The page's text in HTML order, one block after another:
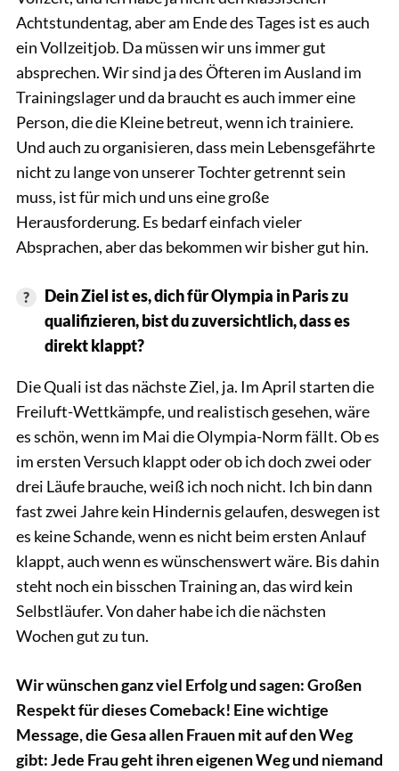
Achtstundentag, aber am Ende des Tages ist es auch
ein Vollzeitjob. Da müssen wir uns immer gut
absprechen. Wir sind ja des Öfteren im Ausland im
Trainingslager und da braucht es auch immer eine
Person, die die Kleine betreut, wenn ich trainiere.
Und auch zu organisieren, dass mein Lebensgefährte
nicht zu lange von unserer Tochter getrennt sein
muss, ist für mich und uns eine große
Herausforderung. Es bedarf einfach vieler
Absprachen, aber das bekommen wir bisher gut hin.
Dein Ziel ist es, dich für Olympia in Paris zu
qualifizieren, bist du zuversichtlich, dass es
direkt klappt?
Die Quali ist das nächste Ziel, ja. Im April starten die
Freiluft-Wettkämpfe, und realistisch gesehen, wäre
es schön, wenn im Mai die Olympia-Norm fällt. Ob es
im ersten Versuch klappt oder ob ich doch zwei oder
drei Läufe brauche, weiß ich noch nicht. Ich bin dann
fast zwei Jahre kein Hindernis gelaufen, deswegen ist
es keine Schande, wenn es nicht beim ersten Anlauf
klappt, auch wenn es wünschenswert wäre. Bis dahin
steht noch ein bisschen Training an, das wird kein
Selbstläufer. Von daher habe ich die nächsten
Wochen gut zu tun.
Wir wünschen ganz viel Erfolg und sagen: Großen
Respekt für dieses Comeback! Eine wichtige
Message, die Gesa allen Frauen mit auf den Weg
gibt: Jede Frau geht ihren eigenen Weg und niemand